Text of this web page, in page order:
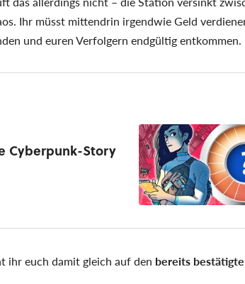
Ihr müsst mittendrin irgendwie Geld
und euren Verfolgern endgültig entkommen.
Cyberpunk-Story
ihr euch damit gleich auf den bereits